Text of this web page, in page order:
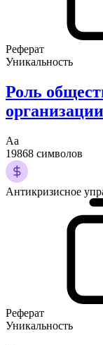
Реферат
Уникальность
Роль
Аа
19868 символов
Антикризисное
Реферат
Уникальность